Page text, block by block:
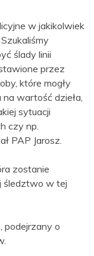
w jakikolwiek
ślady linii
przez
które mogły
wartość dzieła,
sytuacji
czy np.
PAP Jarosz.
zostanie
śledztwo w tej
podejrzany o